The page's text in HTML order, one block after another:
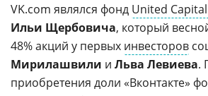
VK.com являлся фонд United
Ильи Щербовича, который
48% акций у первых инвесторов
Мирилашвили и Льва Левиева.
приобретения доли «Вконтакте»